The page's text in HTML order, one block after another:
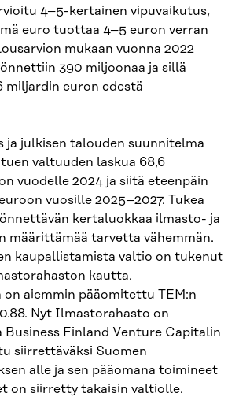
4–5-kertainen vipuvaikutus,
euro tuottaa 4–5 euron verran
mukaan vuonna 2022
390 miljoonaa ja sillä
miljardin euron edestä
ja julkisen talouden suunnitelma
valtuuden laskua 68,6
vuodelle 2024 ja siitä eteenpäin
vuosille 2025–2027. Tukea
kertaluokkaa ilmasto- ja
määrittämää tarvetta vähemmän.
kaupallistamista valtio on tukenut
kautta.
aiemmin pääomitettu TEM:n
Nyt Ilmastorahasto on
Business Finland Venture Capitalin
siirrettäväksi Suomen
alle ja sen pääomana toimineet
on siirretty takaisin valtiolle.